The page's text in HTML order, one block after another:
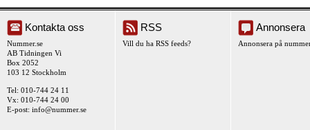
Kontakta oss
Nummer.se
AB Tidningen Vi
Box 2052
103 12 Stockholm
Tel: 010-744 24 11
Vx: 010-744 24 00
E-post: info@nummer.se
RSS
Vill du ha RSS feeds?
Annonsera
Annonsera på